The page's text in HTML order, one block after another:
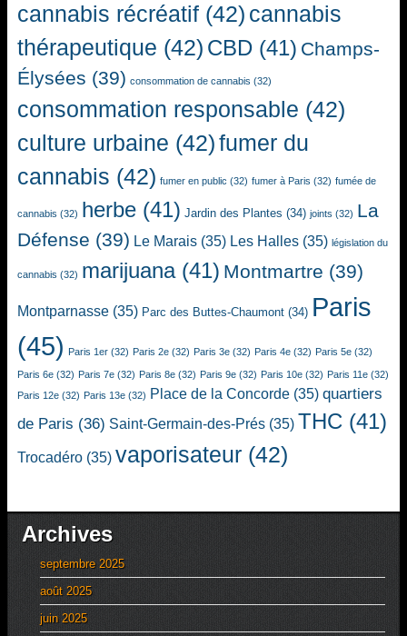
cannabis récréatif (42) cannabis
thérapeutique (42) CBD (41) Champs-
Élysées (39) consommation de cannabis (32)
consommation responsable (42)
culture urbaine (42)fumer du
cannabis (42) fumer en public (32) fumer à Paris (32) fumée de
cannabis (32) herbe (41) Jardin des Plantes (34) joints (32) La
Défense (39) Le Marais (35) Les Halles (35) législation du
cannabis (32) marijuana(41) Montmartre (39)
Montparnasse (35) Parc des Buttes-Chaumont (34) Paris
(45) Paris 1er (32) Paris 2e (32) Paris 3e (32) Paris 4e (32) Paris 5e (32)
Paris 6e (32) Paris 7e (32) Paris 8e (32) Paris 9e (32) Paris 10e (32) Paris 11e (32)
Paris 12e (32) Paris 13e (32) Place de la Concorde (35) quartiers
de Paris (36) Saint-Germain-des-Prés (35) THC (41)
Trocadéro (35) vaporisateur (42)
Archives
septembre 2025
août 2025
juin 2025